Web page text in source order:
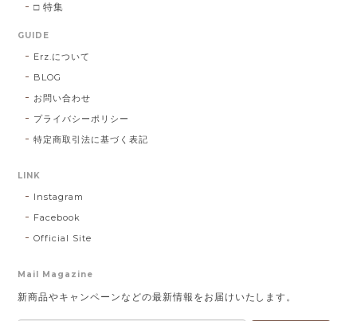
□ 特集
GUIDE
Erz.について
BLOG
お問い合わせ
プライバシーポリシー
特定商取引法に基づく表記
LINK
Instagram
Facebook
Official Site
Mail Magazine
新商品やキャンペーンなどの最新情報をお届けいたします。